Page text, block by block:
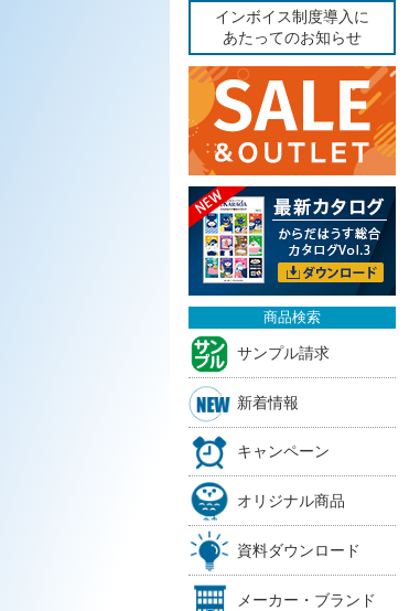
インボイス制度導入に
あたってのお知らせ
商品検索
サンプル請求
新着情報
キャンペーン
オリジナル商品
資料ダウンロード
メーカー・ブランド